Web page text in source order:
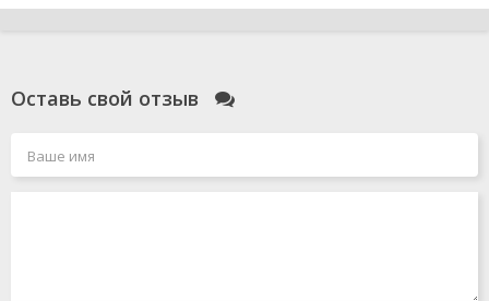
Оставь свой отзыв